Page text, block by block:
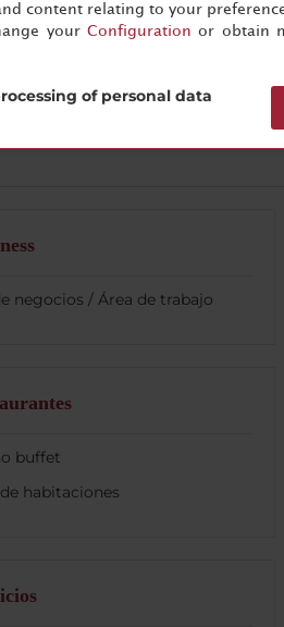
negocios / Área de trabajo
buffet
habitaciones
content relating to your
your Configuration or obtain
of personal data